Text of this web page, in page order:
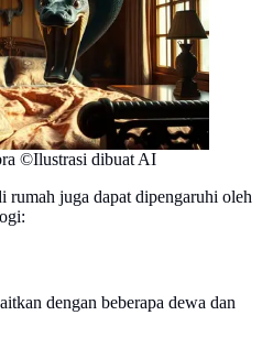
©Ilustrasi dibuat AI
rumah juga dapat dipengaruhi oleh
dengan beberapa dewa dan